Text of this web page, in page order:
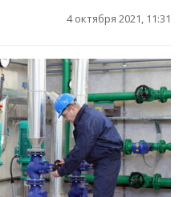
4 октября 2021, 11:31